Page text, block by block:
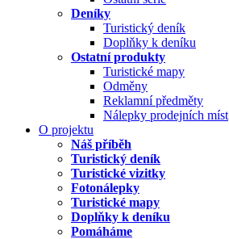
Deníky
Turistický deník
Doplňky k deníku
Ostatní produkty
Turistické mapy
Odměny
Reklamní předměty
Nálepky prodejních míst
O projektu
Náš příběh
Turistický deník
Turistické vizitky
Fotonálepky
Turistické mapy
Doplňky k deníku
Pomáháme